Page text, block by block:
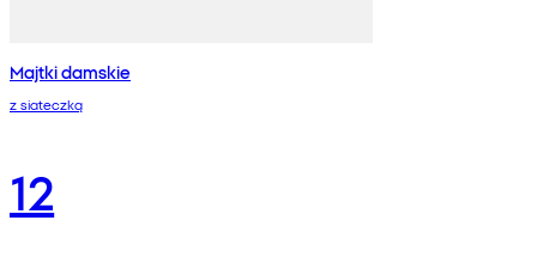
Majtki damskie
z siateczką
12